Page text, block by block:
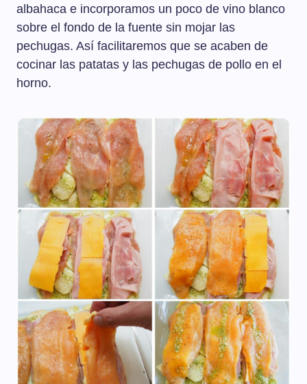
albahaca e incorporamos un poco de vino blanco
sobre el fondo de la fuente sin mojar las
pechugas. Así facilitaremos que se acaben de
cocinar las patatas y las pechugas de pollo en el
horno.